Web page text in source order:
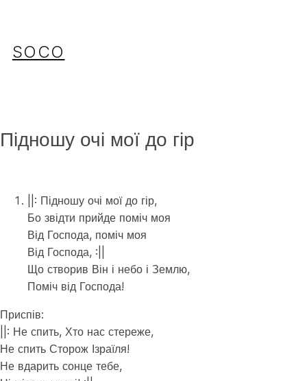
SOCO
Підношу очі мої до гір
||: Підношу очі мої до гір,
Бо звідти прийде поміч моя
Від Господа, поміч моя
Від Господа, :||
Що створив Він і небо і Землю,
Поміч від Господа!
Приспів:
||: Не спить, Хто нас стереже,
Не спить Сторож Ізраїля!
Не вдарить сонце тебе,